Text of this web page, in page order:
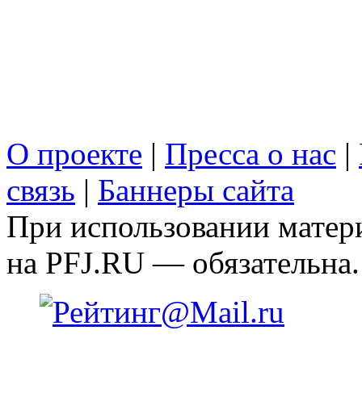
О проекте | Пресса о нас |
связь | Баннеры сайта
При использовании
на PFJ.RU — обязательна.